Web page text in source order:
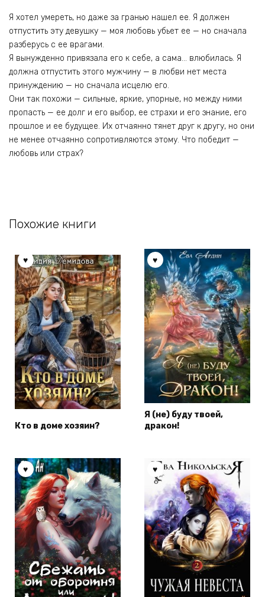
Я хотел умереть, но даже за гранью нашел ее. Я должен
отпустить эту девушку — моя любовь убьет ее — но сначала
разберусь с ее врагами.
Я вынужденно привязала его к себе, а сама… влюбилась. Я
должна отпустить этого мужчину — в любви нет места
принуждению — но сначала исцелю его.
Они так похожи — сильные, яркие, упорные, но между ними
пропасть — ее долг и его выбор, ее страхи и его знание, его
прошлое и ее будущее. Их отчаянно тянет друг к другу, но они
не менее отчаянно сопротивляются этому. Что победит —
любовь или страх?
Похожие книги
Кто в доме хозяин?
Я (не) буду твоей,
дракон!